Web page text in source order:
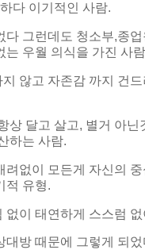
다 이기적인 사람.
다 그런데도 청소부,종
는 우월 의식을 가진 사
않고 자존감 까지 건
상 달고 살고, 별거 아닌
하는 사람.
려없이 모든게 자신의
적 유형.
없이 태연하게 스스럼
대방 때문에 그렇게 되